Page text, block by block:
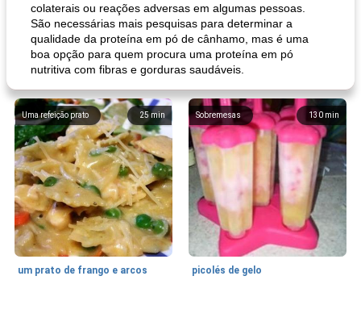
colaterais ou reações adversas em algumas pessoas.
São necessárias mais pesquisas para determinar a
qualidade da proteína em pó de cânhamo, mas é uma
boa opção para quem procura uma proteína em pó
nutritiva com fibras e gorduras saudáveis.
25min
Uma refeição prato
um prato de frango e arcos
130 min
Sobremesas
picolés de gelo